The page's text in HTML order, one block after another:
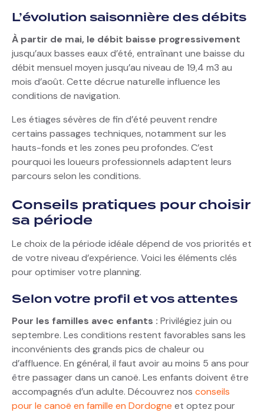
L’évolution saisonnière des débits
À partir de mai, le débit baisse progressivement
jusqu’aux basses eaux d’été, entraînant une baisse du
débit mensuel moyen jusqu’au niveau de 19,4 m3 au
mois d’août. Cette décrue naturelle influence les
conditions de navigation.
Les étiages sévères de fin d’été peuvent rendre
certains passages techniques, notamment sur les
hauts-fonds et les zones peu profondes. C’est
pourquoi les loueurs professionnels adaptent leurs
parcours selon les conditions.
Conseils pratiques pour choisir
sa période
Le choix de la période idéale dépend de vos priorités et
de votre niveau d’expérience. Voici les éléments clés
pour optimiser votre planning.
Selon votre profil et vos attentes
Pour les familles avec enfants : Privilégiez juin ou
septembre. Les conditions restent favorables sans les
inconvénients des grands pics de chaleur ou
d’affluence. En général, il faut avoir au moins 5 ans pour
être passager dans un canoë. Les enfants doivent être
accompagnés d’un adulte. Découvrez nos conseils
pour le canoë en famille en Dordogne et optez pour